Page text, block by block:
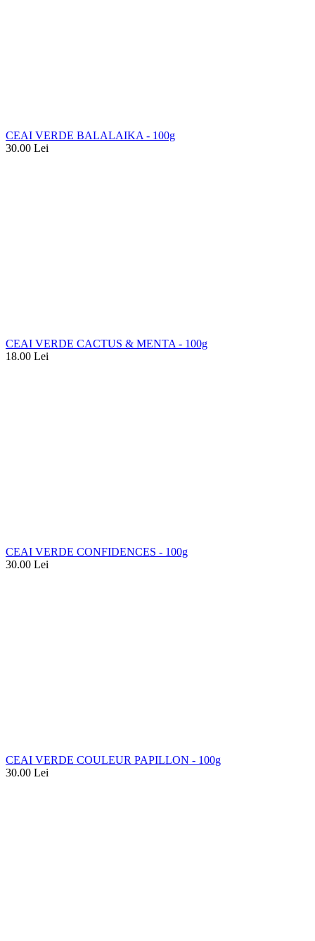
CEAI VERDE BALALAIKA - 100g
30.00 Lei
CEAI VERDE CACTUS & MENTA - 100g
18.00 Lei
CEAI VERDE CONFIDENCES - 100g
30.00 Lei
CEAI VERDE COULEUR PAPILLON - 100g
30.00 Lei